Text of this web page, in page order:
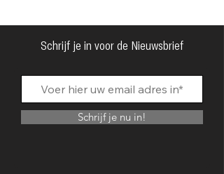
Nieuwe stylingopties gemakkelijk gemaakt.
Bijna onbreekbaar.
Gemaakt in Duitsland.
Gepatenteerd
Schrijf je in voor de Nieuwsbrief
Schrijf je nu in!